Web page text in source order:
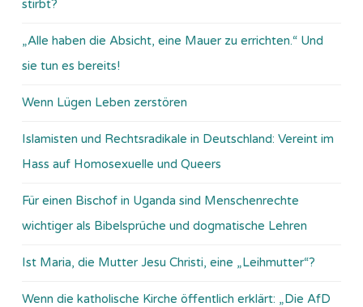
stirbt?
„Alle haben die Absicht, eine Mauer zu errichten.“ Und
sie tun es bereits!
Wenn Lügen Leben zerstören
Islamisten und Rechtsradikale in Deutschland: Vereint im
Hass auf Homosexuelle und Queers
Für einen Bischof in Uganda sind Menschenrechte
wichtiger als Bibelsprüche und dogmatische Lehren
Ist Maria, die Mutter Jesu Christi, eine „Leihmutter“?
Wenn die katholische Kirche öffentlich erklärt: „Die AfD